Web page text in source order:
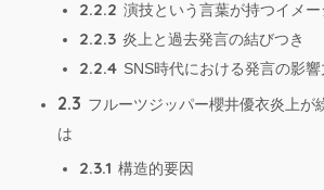
2.2.2 演技という言葉が持つイメ
2.2.3 炎上と過去発言の結びつき
2.2.4 SNS時代における発言の影響
2.3 フルーツジッパー櫻井優衣炎上が
は
2.3.1 構造的要因